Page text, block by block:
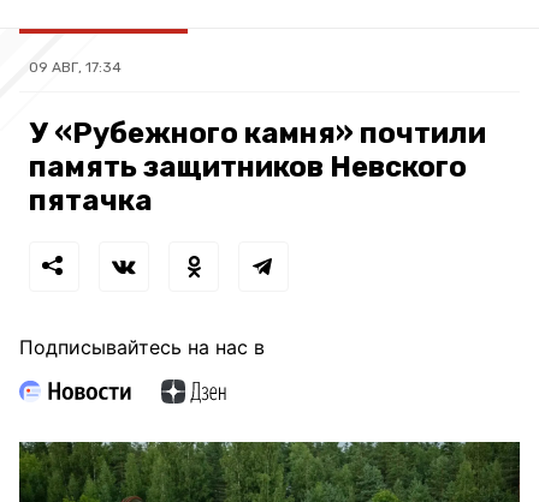
09 АВГ, 17:34
У «Рубежного камня» почтили
память защитников Невского
пятачка
Подписывайтесь на нас в